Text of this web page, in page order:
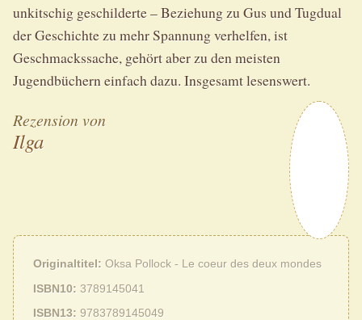
unkitschig geschilderte – Beziehung zu Gus und Tugdual
der Geschichte zu mehr Spannung verhelfen, ist
Geschmackssache, gehört aber zu den meisten
Jugendbüchern einfach dazu. Insgesamt lesenswert.
Rezension von
Ilga
Originaltitel Oksa Pollock - Le coeur des deux mondes
ISBN10
3789145041
ISBN13 9783789145049